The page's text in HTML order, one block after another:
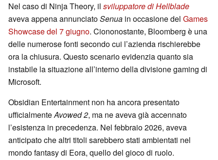
Nel caso di Ninja Theory, il sviluppatore di Hellblade
aveva appena annunciatoSenua in occasione del Games
Showcase del 7 giugno. Ciononostante, Bloomberg è una
delle numerose fonti secondo cui l’azienda rischierebbe
ora la chiusura. Questo scenario evidenzia quanto sia
instabile la situazione all’interno della divisione gaming di
Microsoft.
Obsidian Entertainment non ha ancora presentato
ufficialmenteAvowed 2, ma ne aveva già accennato
l’esistenza in precedenza. Nel febbraio 2026, aveva
anticipato che altri titoli sarebbero stati ambientati nel
mondo fantasy di Eora, quello del gioco di ruolo.